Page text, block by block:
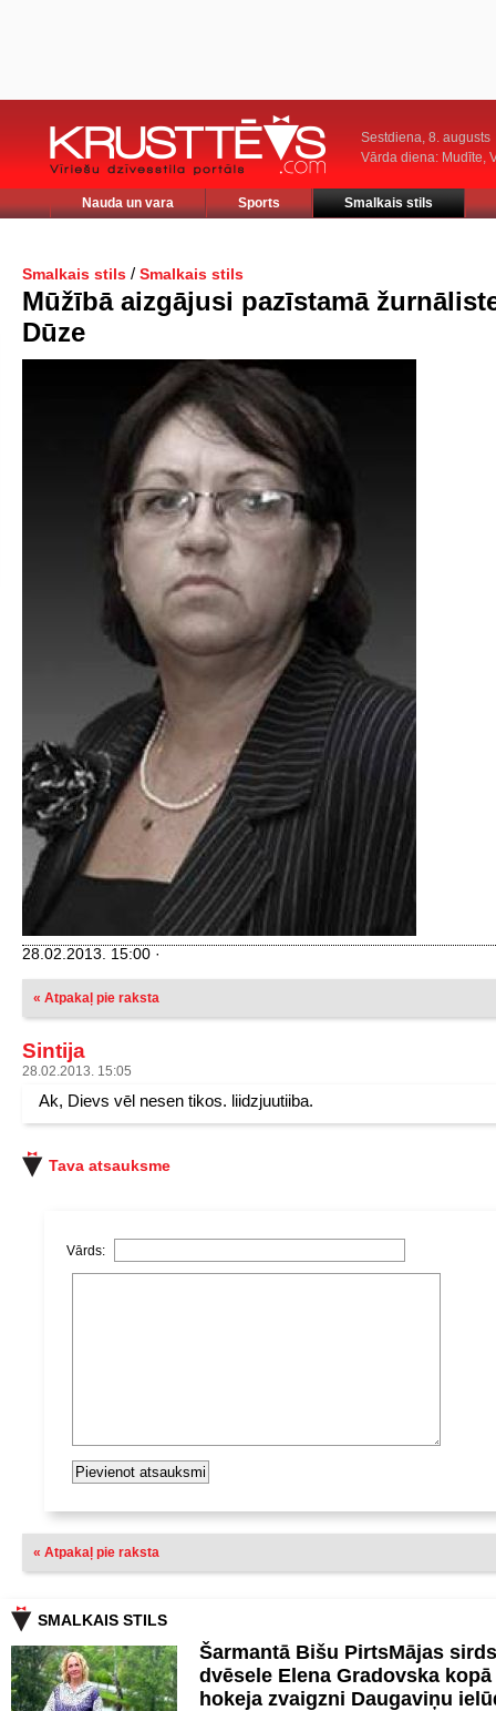
Sestdiena, 8. augusts
Vārda diena: Mudīte,
Nauda un vara Sports Smalkais stils
Smalkais stils / Smalkais stils
Mūžībā aizgājusi pazīstamā
Dūze
28.02.2013. 15:00 ·
« Atpakaļ pie raksta
Sintija
28.02.2013. 15:05
Ak, Dievs vēl nesen tikos. liidzjuutiiba.
Tava atsauksme
Vārds:
« Atpakaļ pie raksta
SMALKAIS STILS
Šarmantā Bišu PirtsMājas
dvēsele Elena Gradovska kopā
hokeja zvaigzni Daugaviņu